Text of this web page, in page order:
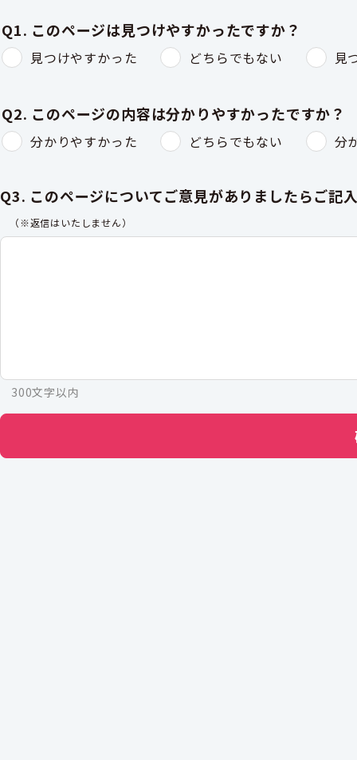
Q1. このページは見つけやすかったですか？
見つけやすかった どちらでもない 見
Q2. このページの内容は分かりやすかったですか？
分かりやすかった どちらでもない 分
Q3. このページについてご意見がありましたらご記
（※返信はいたしません）
300文字以内